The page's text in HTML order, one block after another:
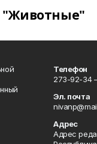
"Животные"
Телефон
273-92-34
Эл. почта
Адрес
Адрес